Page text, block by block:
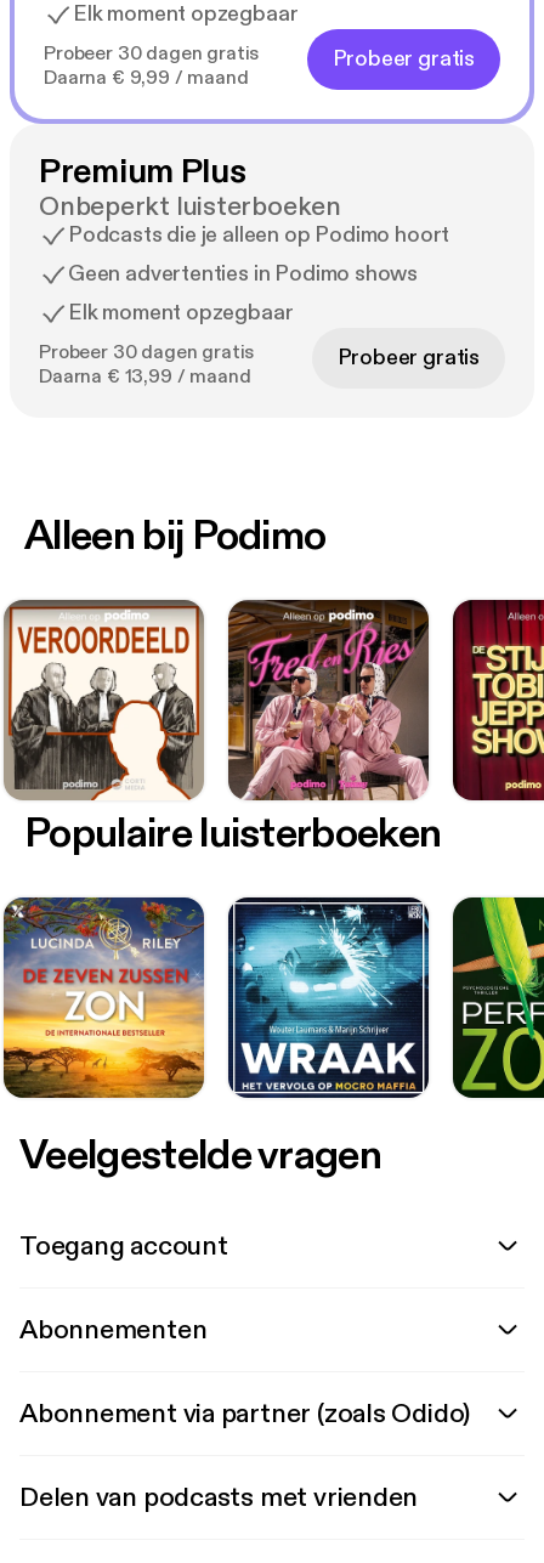
Elk moment opzegbaar
Probeer 30 dagen gratis
Daarna € 9,99 / maand
Probeer gratis
Premium Plus
Onbeperkt luisterboeken
Podcasts die je alleen op Podimo hoort
Geen advertenties in Podimo shows
Elk moment opzegbaar
Probeer 30 dagen gratis
Daarna € 13,99 / maand
Probeer gratis
Alleen bij Podimo
Populaire luisterboeken
Veelgestelde vragen
Toegang account
Abonnementen
Abonnement via partner (zoals Odido)
Delen van podcasts met vrienden